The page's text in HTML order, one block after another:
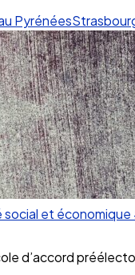
et économique
d’accord